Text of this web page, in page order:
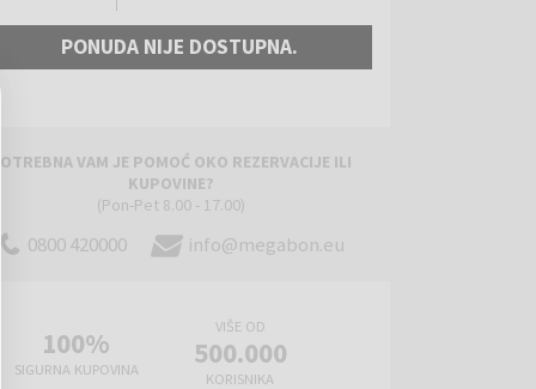
PONUDA NIJE DOSTUPNA.
POTREBNA VAM JE POMOĆ OKO REZERVACIJE ILI
KUPOVINE?
(Pon-Pet 8.00 - 17.00)
0800 420000 info@megabon.eu
100%
SIGURNA KUPOVINA
VIŠE OD
500.000
KORISNIKA